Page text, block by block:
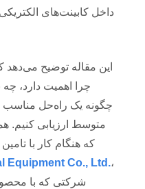
داخل کابینت‌های
این مقاله توضیح می‌دهد
چرا اهمیت دارد،
چگونه یک راه‌حل مناسب
متوسط ​​ارزیابی کنیم.
که هنگام کار با
Equipment Co., Ltd.،
شرکتی که با